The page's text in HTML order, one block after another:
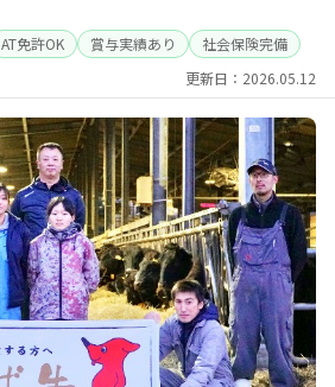
AT免許OK 賞与実績あり
社会保険完備
更新日：2026.05.12